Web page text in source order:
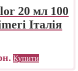
20 мл 100
Італія
Купити